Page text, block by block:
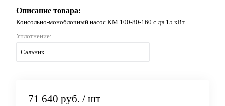
Описание товара:
Консольно-моноблочный насос КМ 100-80-160 с дв 15 кВт
Уплотнение:
Сальник
71 640 руб. / шт